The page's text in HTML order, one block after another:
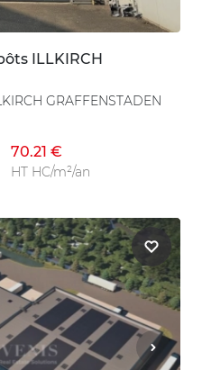
ILLKIRCH
GRAFFENSTADEN
70.21 €
HT HC/m²/an